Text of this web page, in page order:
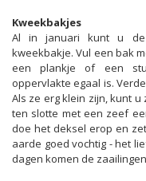
Kweekbakjes
Al in januari kunt u de
kweekbakje. Vul een bak
een plankje of een
oppervlakte egaal is.
Als ze erg klein zijn, kunt
ten slotte met een zeef
doe het deksel erop en
aarde goed vochtig - het
dagen komen de